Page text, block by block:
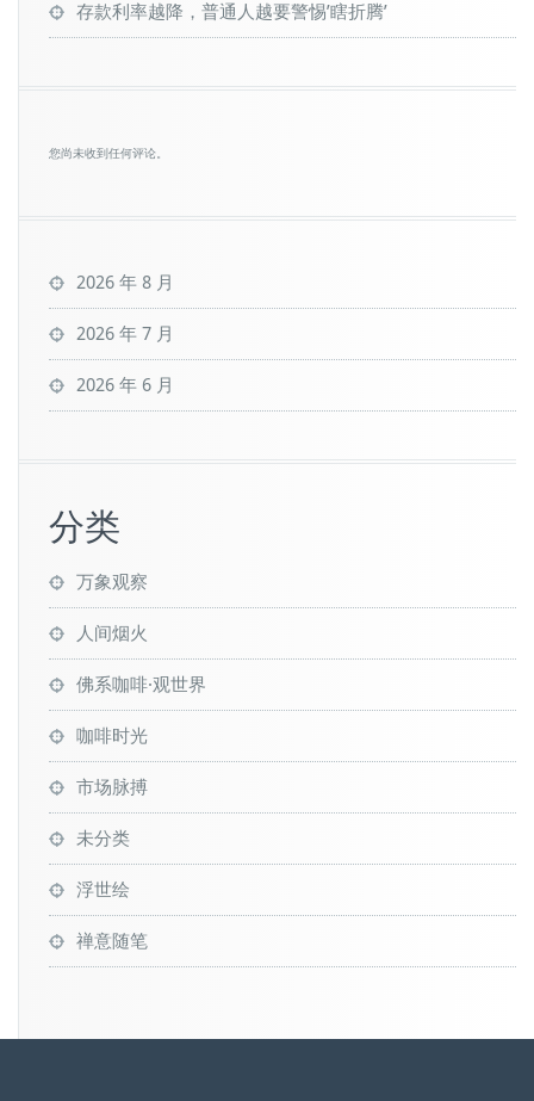
存款利率越降，普通人越要警惕’瞎折腾’
您尚未收到任何评论。
2026 年 8 月
2026 年 7 月
2026 年 6 月
分类
万象观察
人间烟火
佛系咖啡·观世界
咖啡时光
市场脉搏
未分类
浮世绘
禅意随笔